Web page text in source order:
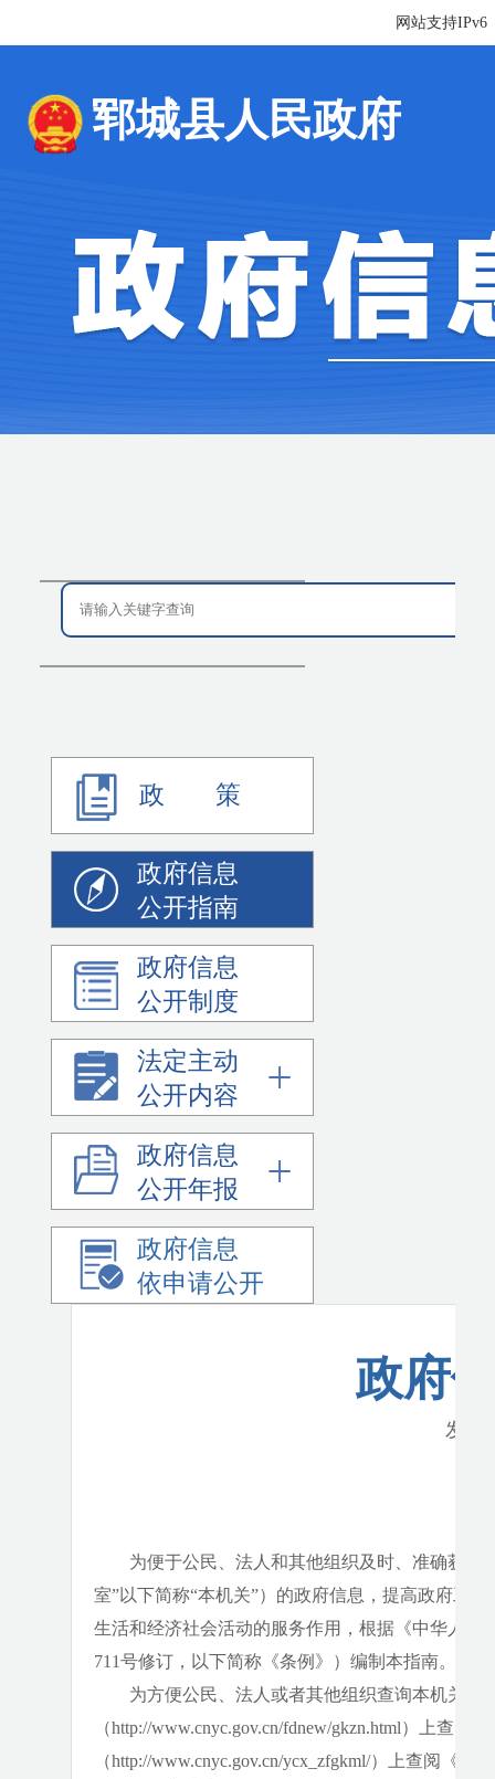
网站支持IPv6
郓城县人民政府
政 策
政府信息
公开指南
政府信息
公开制度
法定主动
公开内容
政府信息
公开年报
政府信息
依申请公开
政府
发布
为便于公民、法人和其他组织及时、准确获取
室”以下简称“本机关”）的政府信息，提高政府工
生活和经济社会活动的服务作用，根据《中华人民
711号修订，以下简称《条例》）编制本指南。
为方便公民、法人或者其他组织查询本机关主
（http://www.cnyc.gov.cn/fdnew/gkzn.html）上查
（http://www.cnyc.gov.cn/ycx_zfgkml/）上查阅《政